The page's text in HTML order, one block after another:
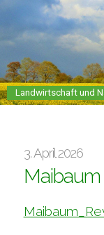
Landwirtschaft und
3. April 2026